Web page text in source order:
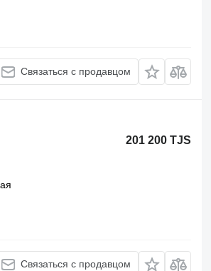
Связаться с продавцом
201 200 TJS
Связаться с продавцом